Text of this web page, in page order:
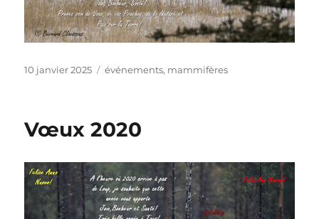
Publié
10 janvier 2025 Catégories
événements, mammifères
Vœux 2020